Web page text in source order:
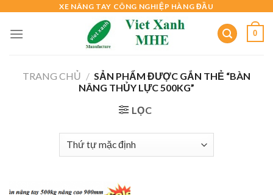
content
XE NÂNG TAY CÔNG NGHIỆP HÀNG ĐẦU
0
TRANG CHỦ / SẢN PHẨM ĐƯỢC GẮN THẺ “BÀN
NÂNG THỦY LỰC 500KG”
LỌC